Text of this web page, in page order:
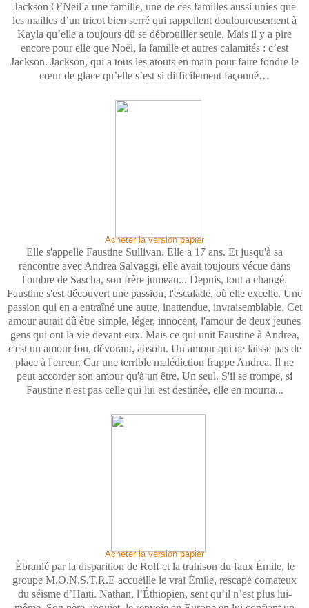
Jackson O’Neil a une famille, une de ces familles aussi unies que
les mailles d’un tricot bien serré qui rappellent douloureusement à
Kayla qu’elle a toujours dû se débrouiller seule. Mais il y a pire
encore pour elle que Noël, la famille et autres calamités : c’est
Jackson. Jackson, qui a tous les atouts en main pour faire fondre le
cœur de glace qu’elle s’est si difficilement façonné…
Acheter la version papier
Elle s'appelle Faustine Sullivan. Elle a 17 ans. Et jusqu'à sa
rencontre avec Andrea Salvaggi, elle avait toujours vécue dans
l'ombre de Sascha, son frère jumeau... Depuis, tout a changé.
Faustine s'est découvert une passion, l'escalade, où elle excelle. Une
passion qui en a entraîné une autre, inattendue, invraisemblable. Cet
amour aurait dû être simple, léger, innocent, l'amour de deux jeunes
gens qui ont la vie devant eux. Mais ce qui unit Faustine à Andrea,
c'est un amour fou, dévorant, absolu. Un amour qui ne laisse pas de
place à l'erreur. Car une terrible malédiction frappe Andrea. Il ne
peut accorder son amour qu'à un être. Un seul. S'il se trompe, si
Faustine n'est pas celle qui lui est destinée, elle en mourra...
Acheter la version papier
Ébranlé par la disparition de Rolf et la trahison du faux Émile, le
groupe M.O.N.S.T.R.E accueille le vrai Émile, rescapé comateux
du séisme d’Haïti. Nathan, l’Éthiopien, sent qu’il n’est plus lui-